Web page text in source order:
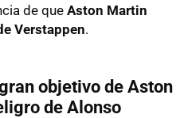
de que Aston Martin
Verstappen.
objetivo de Aston
de Alonso